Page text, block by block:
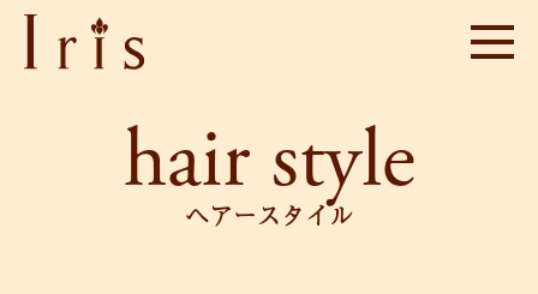
hair style
ヘアースタイル